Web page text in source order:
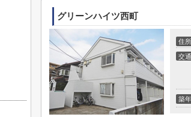
グリーンハイツ西町
住所
交通
築年